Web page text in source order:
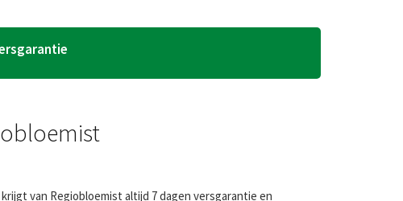
van Regiobloemist altijd 7 dagen versgarantie en